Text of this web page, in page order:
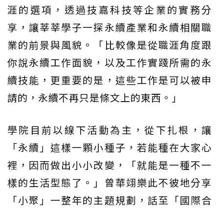
涯的選項，透過技嘉科技等企業的實務分
享，讓莘莘學子一探永續產業和永續相關職
業的前景與風貌。「比較像是從職涯角度跟
你說永續工作面貌，以及工作實踐所需的永
續技能，更重要的是，這些工作是可以被申
請的，永續不再只是條文上的東西。」
學院目前以線下活動為主，從下扎根，讓
「永續」這樣一顆小種子，若能種在大家心
裡，因而做出小小改變，「就能是一種不一
樣的生活型態了。」曾華翊樂此不彼地分享
「小聚」一整年的主題規劃，話至「國際合